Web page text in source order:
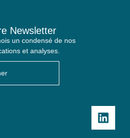
Newsletter
un condensé de nos
et analyses.